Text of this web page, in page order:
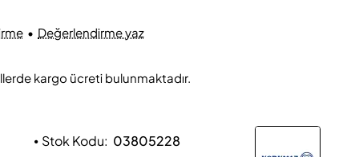
illerde kargo ücreti bulunmaktadır.
• Değerlendirme yaz
Stok Kodu: 03805228